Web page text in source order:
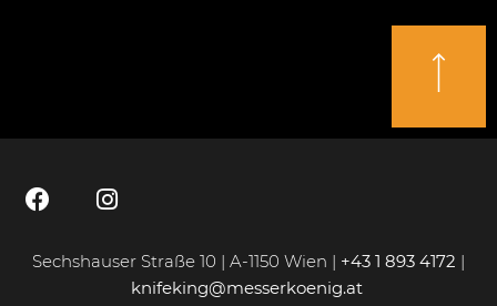
Sechshauser Straße 10 | A-1150 Wien | +43 1 893 4172 |
knifeking@messerkoenig.at